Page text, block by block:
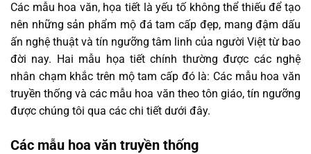
Các mẫu hoa văn, họa tiết là yếu tố không thể thiếu để tạo
nên những sản phẩm mộ đá tam cấp đẹp, mang đậm dấu
ấn nghệ thuật và tín ngưỡng tâm linh của người Việt từ bao
đời nay. Hai mẫu họa tiết chính thường được các nghệ
nhân chạm khắc trên mộ tam cấp đó là: Các mẫu hoa văn
truyền thống và các mẫu hoa văn theo tôn giáo, tín ngưỡng
được chúng tôi qua các chi tiết dưới đây.
Các mẫu hoa văn truyền thống